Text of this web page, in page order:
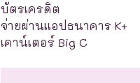
บัตรเครดิต
จ่ายผ่านแอปธนาคาร K+
เคาน์เตอร์ Big C